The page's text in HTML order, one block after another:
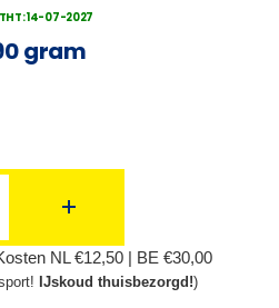
THT: 14-07-2027
gram
NL €12,50 | BE €30,00
IJskoud thuisbezorgd!)